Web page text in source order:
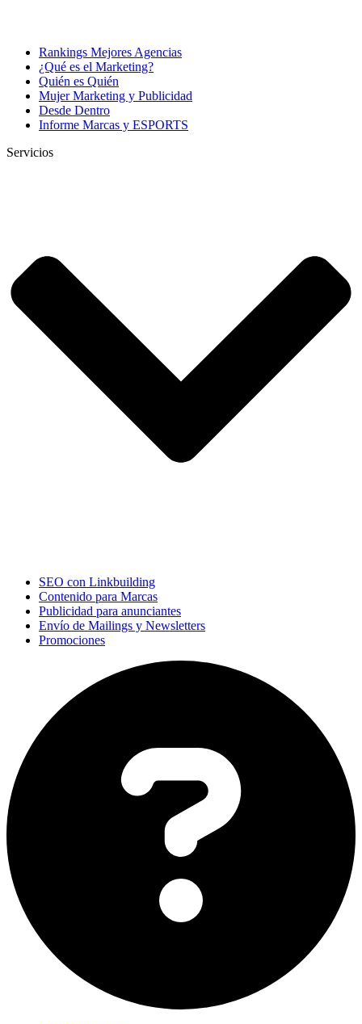
Rankings Mejores Agencias
¿Qué es el Marketing?
Quién es Quién
Mujer Marketing y Publicidad
Desde Dentro
Informe Marcas y ESPORTS
Servicios
SEO con Linkbuilding
Contenido para Marcas
Publicidad para anunciantes
Envío de Mailings y Newsletters
Promociones